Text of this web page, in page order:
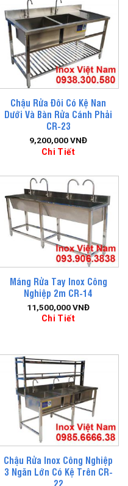
Chậu Rửa Đôi Có Kệ Nan
Dưới Và Bàn Rửa Cánh Phải
CR-23
9,200,000VNĐ
Chi Tiết
Máng Rửa Tay Inox Công
Nghiệp 2m CR-14
11,500,000VNĐ
Chi Tiết
Chậu Rửa Inox Công Nghiệp
3 Ngăn Lớn Có Kệ Trên CR-
22